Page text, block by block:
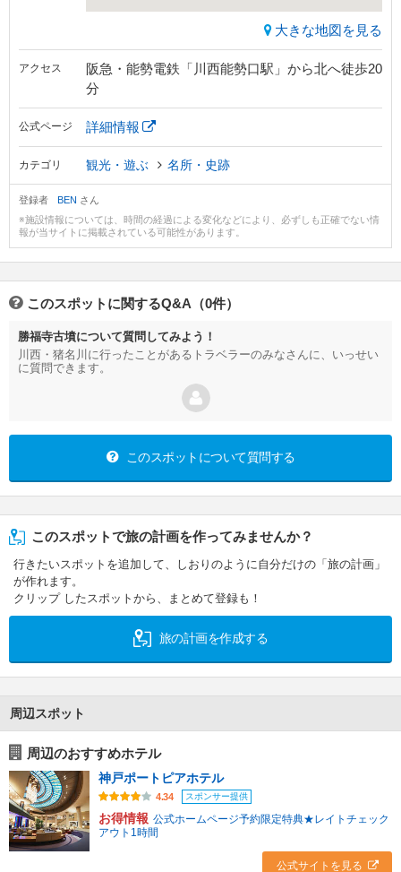
大きな地図を見る
アクセス
阪急・能勢電鉄「川西能勢口駅」から北へ徒歩20
分
公式ページ 詳細情報
カテゴリ 観光・遊ぶ 名所・史跡
登録者 BEN さん
※施設情報については、時間の経過による変化などにより、必ずしも正確でない情
報が当サイトに掲載されている可能性があります。
このスポットに関するQ&A（0件）
勝福寺古墳について質問してみよう！
川西・猪名川に行ったことがあるトラベラーのみなさんに、いっせい
に質問できます。
このスポットについて質問する
このスポットで旅の計画を作ってみませんか？
行きたいスポットを追加して、しおりのように自分だけの「旅の計画」
が作れます。
クリップ したスポットから、まとめて登録も！
旅の計画を作成する
周辺スポット
周辺のおすすめホテル
神戸ポートピアホテル
4.34 スポンサー提供
お得情報 公式ホームページ予約限定特典★レイトチェック
アウト1時間
公式サイトを見る